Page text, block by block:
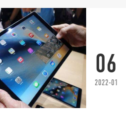
06
2022-01